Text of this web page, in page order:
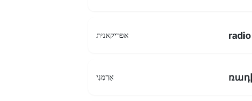
אפריקאנית radio
אַרְמֶנִי